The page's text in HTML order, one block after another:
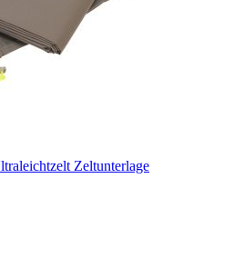
Zeltunterlage